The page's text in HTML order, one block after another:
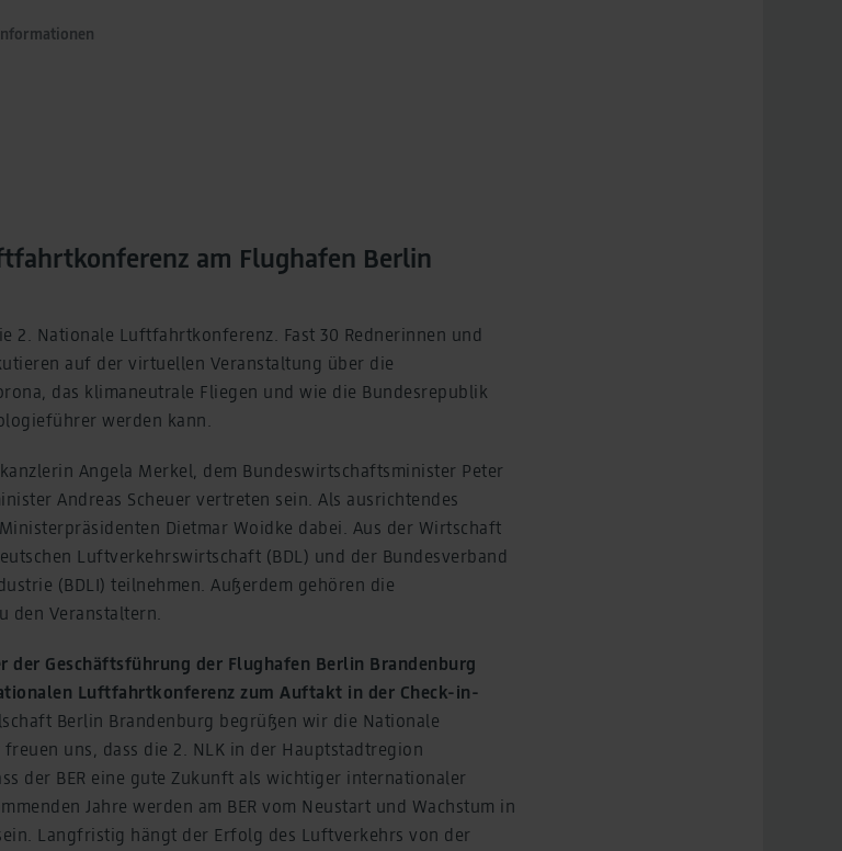
am Flughafen Berlin
2. Nationale Luftfahrtkonferenz. Fast 30 Rednerinnen und
auf der virtuellen Veranstaltung über die
das klimaneutrale Fliegen und wie die Bundesrepublik
werden kann.
Angela Merkel, dem Bundeswirtschaftsminister Peter
Andreas Scheuer vertreten sein. Als ausrichtendes
Dietmar Woidke dabei. Aus der Wirtschaft
Luftverkehrswirtschaft (BDL) und der Bundesverband
(BDLI) teilnehmen. Außerdem gehören die
den Veranstaltern.
der Geschäftsführung der Flughafen Berlin Brandenburg
Luftfahrtkonferenz zum Auftakt in der Check-in-
Berlin Brandenburg begrüßen wir die Nationale
uns, dass die 2. NLK in der Hauptstadtregion
der BER eine gute Zukunft als wichtiger internationaler
Jahre werden am BER vom Neustart und Wachstum in
Langfristig hängt der Erfolg des Luftverkehrs von der